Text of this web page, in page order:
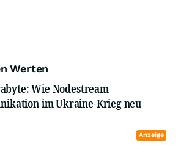
Werten
Wie Nodestream
im Ukraine-Krieg neu
Anzeige